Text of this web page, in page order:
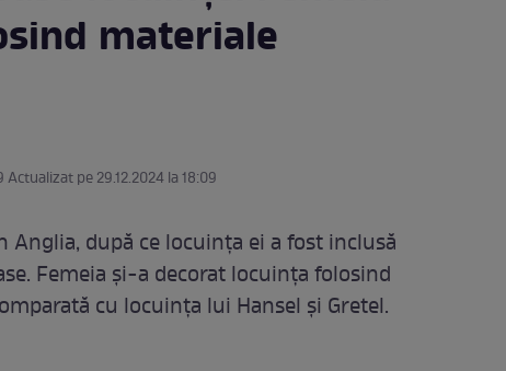
materiale
Actualizat pe 29.12.2024 la 18:09
Anglia, după ce locuința ei a fost inclusă
Femeia și-a decorat locuința folosind
cu locuința lui Hansel și Gretel.